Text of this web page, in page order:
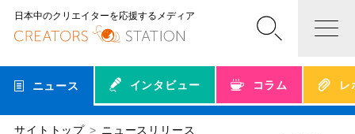
日本中のクリエイターを応援するメディア
ニュース インタビュー コラム レ
サイトトップ
ニュースリリース